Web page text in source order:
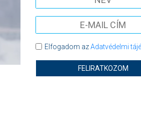
Elfogadom azAdatvédelmi
FELIRATKOZOM